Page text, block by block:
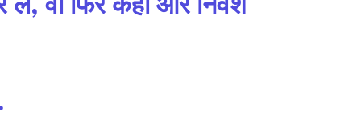
ले, वो फिर कहीं और निवेश